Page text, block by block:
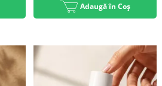
Adaugă în Coș